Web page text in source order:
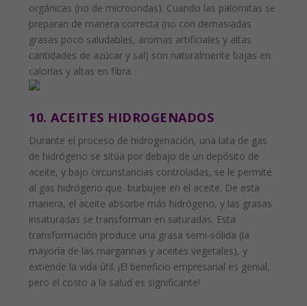
orgánicas (no de microondas). Cuando las palomitas se
preparan de manera correcta (no con demasiadas
grasas poco saludables, aromas artificiales y altas
cantidades de azúcar y sal) son naturalmente bajas en
calorías y altas en fibra.
10. ACEITES HIDROGENADOS
Durante el proceso de hidrogenación, una lata de gas
de hidrógeno se sitúa por debajo de un depósito de
aceite, y bajo circunstancias controladas, se le permite
al gas hidrógeno que burbujee en el aceite. De esta
manera, el aceite absorbe más hidrógeno, y las grasas
insaturadas se transforman en saturadas. Esta
transformación produce una grasa semi-sólida (la
mayoría de las margarinas y aceites vegetales), y
extiende la vida útil. ¡El beneficio empresarial es genial,
pero el costo a la salud es significante!